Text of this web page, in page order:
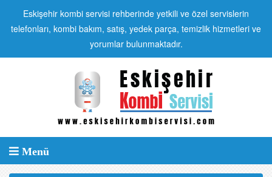
Eskişehir kombi servisi rehberinde yetkili ve özel servislerin
telefonları, kombi bakım, satış, yedek parça, temizlik hizmetleri ve
yorumlar bulunmaktadır.
Menü